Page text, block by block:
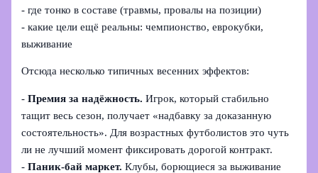
- где тонко в составе (травмы, провалы на позиции)
- какие цели ещё реальны: чемпионство, еврокубки,
выживание
Отсюда несколько типичных весенних эффектов:
-Премия за надёжность. Игрок, который стабильно
тащит весь сезон, получает «надбавку за доказанную
состоятельность». Для возрастных футболистов это чуть
ли не лучший момент фиксировать дорогой контракт.
-Паник‑бай маркет. Клубы, борющиеся за выживание